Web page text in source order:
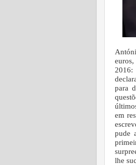
2016:
para
em
pude
lhe